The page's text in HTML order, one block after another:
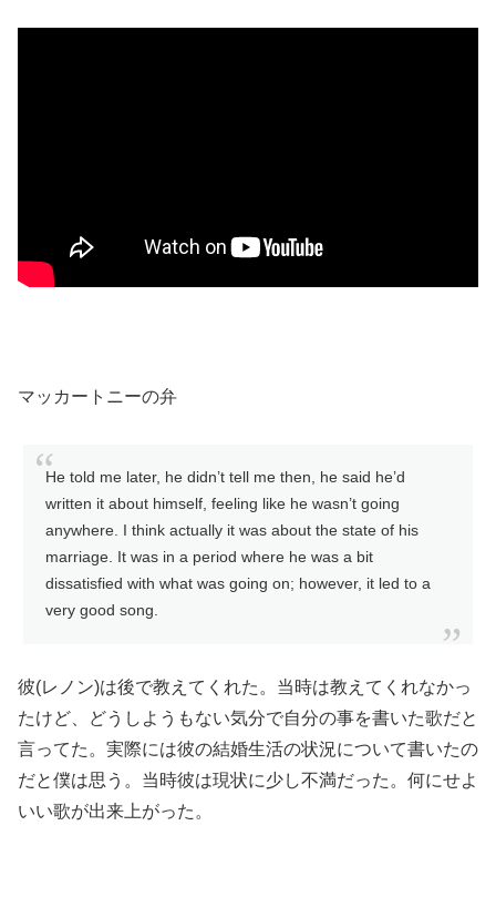
マッカートニーの弁
He told me later, he didn’t tell me then, he said he’d
written it about himself, feeling like he wasn’t going
anywhere. I think actually it was about the state of his
marriage. It was in a period where he was a bit
dissatisfied with what was going on; however, it led to a
very good song.
彼(レノン)は後で教えてくれた。当時は教えてくれなかっ
たけど、どうしようもない気分で自分の事を書いた歌だと
言ってた。実際には彼の結婚生活の状況について書いたの
だと僕は思う。当時彼は現状に少し不満だった。何にせよ
いい歌が出来上がった。